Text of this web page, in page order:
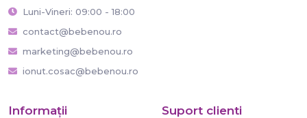
Luni-Vineri: 09:00 - 18:00
contact@bebenou.ro
marketing@bebenou.ro
ionut.cosac@bebenou.ro
Informaţii Suport clienti